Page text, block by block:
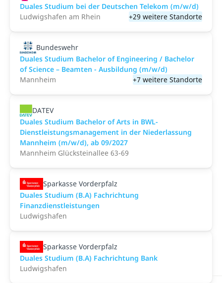
Duales Studium bei der Deutschen Telekom (m/w/d)
Ludwigshafen am Rhein
+29 weitere Standorte
Bundeswehr
Duales Studium Bachelor of Engineering / Bachelor
of Science – Beamten - Ausbildung (m/w/d)
Mannheim
+7 weitere Standorte
DATEV
Duales Studium Bachelor of Arts in BWL-
Dienstleistungsmanagement in der Niederlassung
Mannheim (m/w/d), ab 09/2027
Mannheim Glücksteinallee 63-69
Sparkasse Vorderpfalz
Duales Studium (B.A) Fachrichtung
Finanzdienstleistungen
Ludwigshafen
Sparkasse Vorderpfalz
Duales Studium (B.A) Fachrichtung Bank
Ludwigshafen